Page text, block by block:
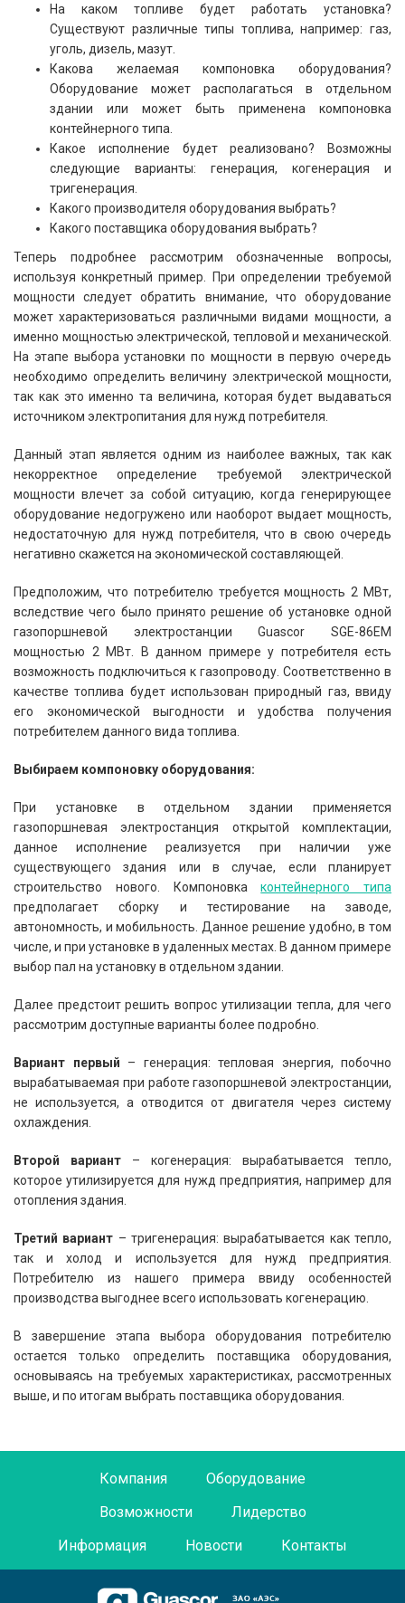
На каком топливе будет работать установка?
Существуют различные типы топлива, например: газ,
уголь, дизель, мазут.
Какова желаемая компоновка оборудования?
Оборудование может располагаться в отдельном
здании или может быть применена компоновка
контейнерного типа.
Какое исполнение будет реализовано? Возможны
следующие варианты: генерация, когенерация и
тригенерация.
Какого производителя оборудования выбрать?
Какого поставщика оборудования выбрать?
Теперь подробнее рассмотрим обозначенные вопросы,
используя конкретный пример. При определении требуемой
мощности следует обратить внимание, что оборудование
может характеризоваться различными видами мощности, а
именно мощностью электрической, тепловой и механической.
На этапе выбора установки по мощности в первую очередь
необходимо определить величину электрической мощности,
так как это именно та величина, которая будет выдаваться
источником электропитания для нужд потребителя.
Данный этап является одним из наиболее важных, так как
некорректное определение требуемой электрической
мощности влечет за собой ситуацию, когда генерирующее
оборудование недогружено или наоборот выдает мощность,
недостаточную для нужд потребителя, что в свою очередь
негативно скажется на экономической составляющей.
Предположим, что потребителю требуется мощность 2 МВт,
вследствие чего было принято решение об установке одной
газопоршневой электростанции Guascor SGE-86EM
мощностью 2 МВт. В данном примере у потребителя есть
возможность подключиться к газопроводу. Соответственно в
качестве топлива будет использован природный газ, ввиду
его экономической выгодности и удобства получения
потребителем данного вида топлива.
Выбираем компоновку оборудования:
При установке в отдельном здании применяется
газопоршневая электростанция открытой комплектации,
данное исполнение реализуется при наличии уже
существующего здания или в случае, если планирует
строительство нового. Компоновкаконтейнерного типа
предполагает сборку и тестирование на заводе,
автономность, и мобильность. Данное решение удобно, в том
числе, и при установке в удаленных местах. В данном примере
выбор пал на установку в отдельном здании.
Далее предстоит решить вопрос утилизации тепла, для чего
рассмотрим доступные варианты более подробно.
Вариант первый – генерация: тепловая энергия, побочно
вырабатываемая при работе газопоршневой электростанции,
не используется, а отводится от двигателя через систему
охлаждения.
Второй вариант – когенерация: вырабатывается тепло,
которое утилизируется для нужд предприятия, например для
отопления здания.
Третий вариант – тригенерация: вырабатывается как тепло,
так и холод и используется для нужд предприятия.
Потребителю из нашего примера ввиду особенностей
производства выгоднее всего использовать когенерацию.
В завершение этапа выбора оборудования потребителю
остается только определить поставщика оборудования,
основываясь на требуемых характеристиках, рассмотренных
выше, и по итогам выбрать поставщика оборудования.
Компания
Оборудование
Возможности
Лидерство
Информация
Новости Контакты